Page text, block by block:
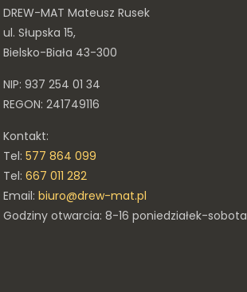
DREW-MAT Mateusz Rusek
ul. Słupska 15,
Bielsko-Biała 43-300
NIP: 937 254 01 34
REGON: 241749116
Kontakt:
Tel: 577 864 099
Tel: 667 011 282
Email: biuro@drew-mat.pl
Godziny otwarcia: 8-16 poniedziałek-sobota